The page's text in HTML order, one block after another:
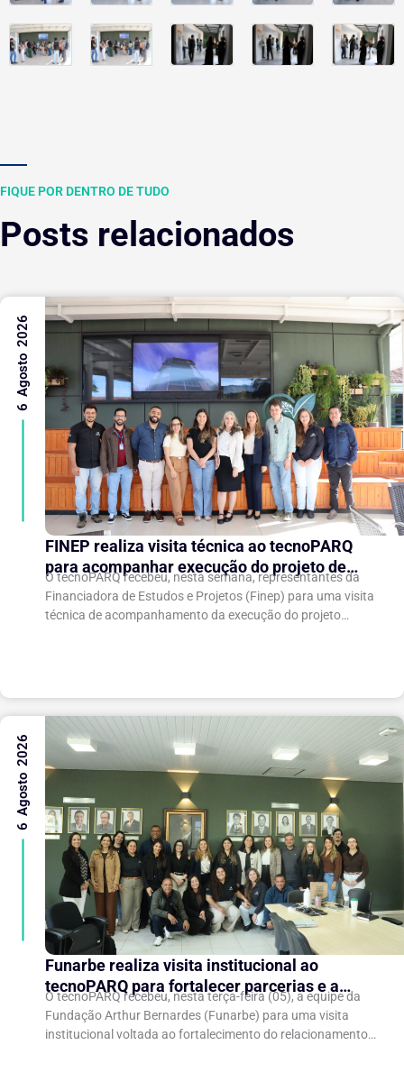
FIQUE POR DENTRO DE TUDO
Posts relacionados
FINEP realiza visita técnica ao tecnoPARQ
para acompanhar execução do projeto de
expansão do Parque Tecnológico
O tecnoPARQ recebeu, nesta semana, representantes da
Financiadora de Estudos e Projetos (Finep) para uma visita
técnica de acompanhamento da execução do projeto
6 Agosto 2026
Funarbe realiza visita institucional ao
tecnoPARQ para fortalecer parcerias e a
gestão da inovação
O tecnoPARQ recebeu, nesta terça-feira (05), a equipe da
Fundação Arthur Bernardes (Funarbe) para uma visita
institucional voltada ao fortalecimento do relacionamento
6 Agosto 2026